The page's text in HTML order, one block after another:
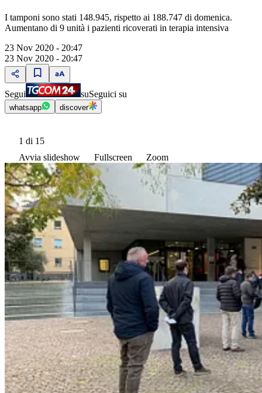
I tamponi sono stati 148.945, rispetto ai 188.747 di domenica.
Aumentano di 9 unità i pazienti ricoverati in terapia intensiva
23 Nov 2020 - 20:47
23 Nov 2020 - 20:47
Segui suSeguici su
whatsapp discover
1 di 15
Avvia slideshow
Fullscreen Zoom